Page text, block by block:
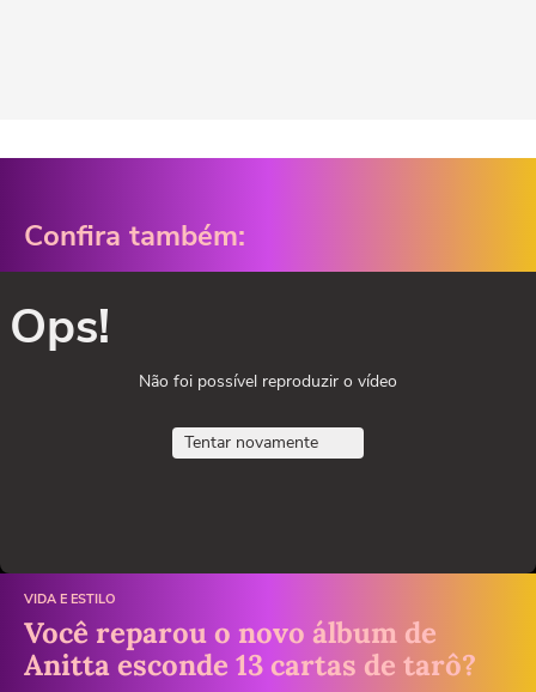
Confira também:
Ops!
Não foi possível reproduzir o vídeo
Tentar novamente
VIDA E ESTILO
Você reparou o novo álbum de
Anitta esconde 13 cartas de tarô?